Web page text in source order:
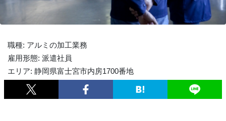
職種: アルミの加工業務
雇用形態: 派遣社員
エリア: 静岡県富士宮市内房1700番地